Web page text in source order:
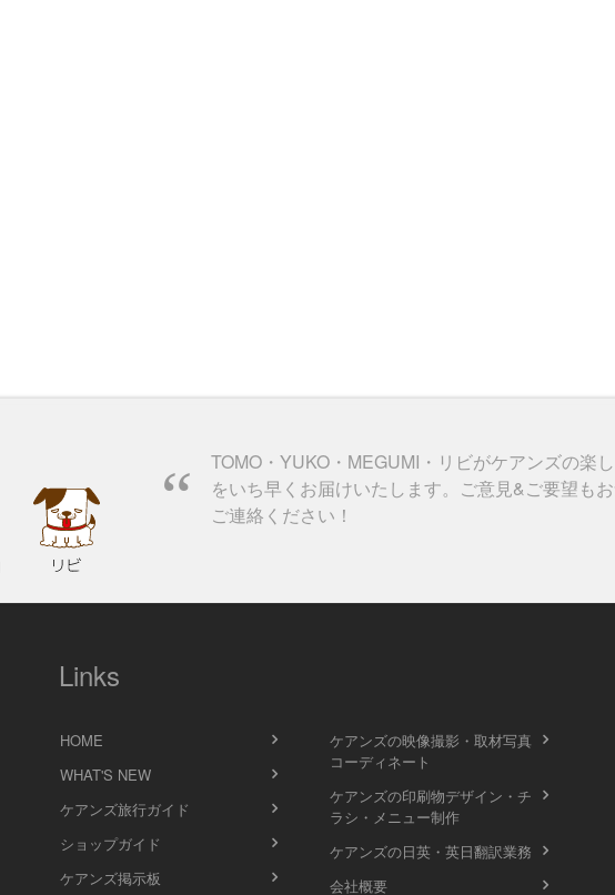
TOMO・YUKO・MEGUMI・リビがケアンズの楽
をいち早くお届けいたします。ご意見&ご要望も
ご連絡ください！
Links
HOME
WHAT'S NEW
ケアンズ旅行ガイド
ショップガイド
ケアンズ掲示板
ケアンズの映像撮影・取材写真
コーディネート
ケアンズの印刷物デザイン・チ
ラシ・メニュー制作
ケアンズの日英・英日翻訳業務
会社概要